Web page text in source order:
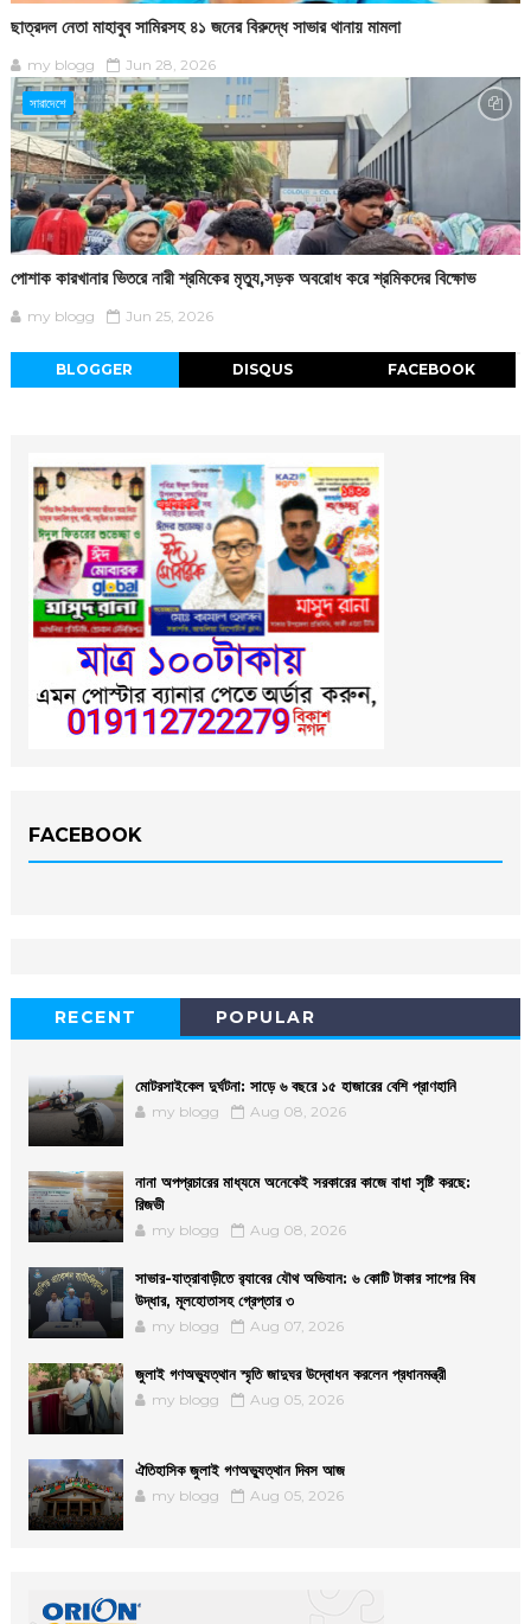
ছাত্রদল নেতা মাহাবুব সামিরসহ ৪১ জনের বিরুদ্ধে সাভার থানায় মামলা
my blogg Jun 28, 2026
সারাদেশে
পোশাক কারখানার ভিতরে নারী শ্রমিকের মৃত্যু,সড়ক অবরোধ করে শ্রমিকদের বিক্ষোভ
my blogg Jun 25, 2026
BLOGGER DISQUS FACEBOOK
FACEBOOK
RECENT POPULAR
মোটরসাইকেল দুর্ঘটনা: সাড়ে ৬ বছরে ১৫ হাজারের বেশি প্রাণহানি
my blogg Aug 08, 2026
নানা অপপ্রচারের মাধ্যমে অনেকেই সরকারের কাজে বাধা সৃষ্টি করছে:
রিজভী
my blogg Aug 08, 2026
সাভার-যাত্রাবাড়ীতে র‌্যাবের যৌথ অভিযান: ৬ কোটি টাকার সাপের বিষ
উদ্ধার, মূলহোতাসহ গ্রেপ্তার ৩
my blogg Aug 07, 2026
জুলাই গণঅভ্যুত্থান স্মৃতি জাদুঘর উদ্বোধন করলেন প্রধানমন্ত্রী
my blogg Aug 05, 2026
ঐতিহাসিক জুলাই গণঅভ্যুত্থান দিবস আজ
my blogg Aug 05, 2026